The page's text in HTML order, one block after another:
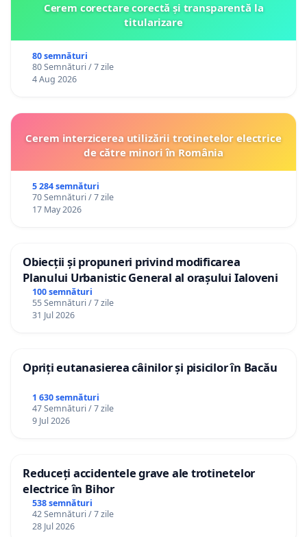
Cerem corectare corectă și transparentă la
titularizare
80 semnături
80 Semnături / 7 zile
4 Aug 2026
Cerem interzicerea utilizării trotinetelor electrice
de către minori în România
5 284 semnături
70 Semnături / 7 zile
17 May 2026
Obiecții și propuneri privind modificarea
Planului Urbanistic General al orașului Ialoveni
100 semnături
55 Semnături / 7 zile
31 Jul 2026
Opriți eutanasierea câinilor și pisicilor în Bacău
1 630 semnături
47 Semnături / 7 zile
9 Jul 2026
Reduceți accidentele grave ale trotinetelor
electrice în Bihor
538 semnături
42 Semnături / 7 zile
28 Jul 2026